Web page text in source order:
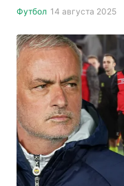
Футбол 14 августа 2025